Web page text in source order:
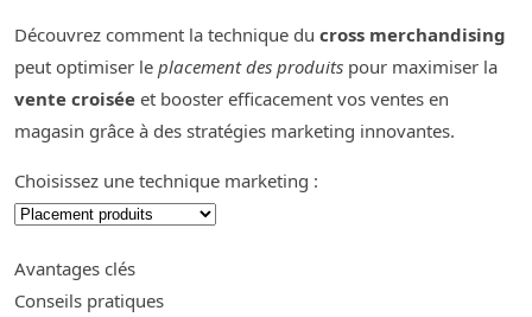
Découvrez comment la technique du cross merchandising
peut optimiser le placement des produits pour maximiser la
vente croisée et booster efficacement vos ventes en
magasin grâce à des stratégies marketing innovantes.
Choisissez une technique marketing :
Avantages clés
Conseils pratiques